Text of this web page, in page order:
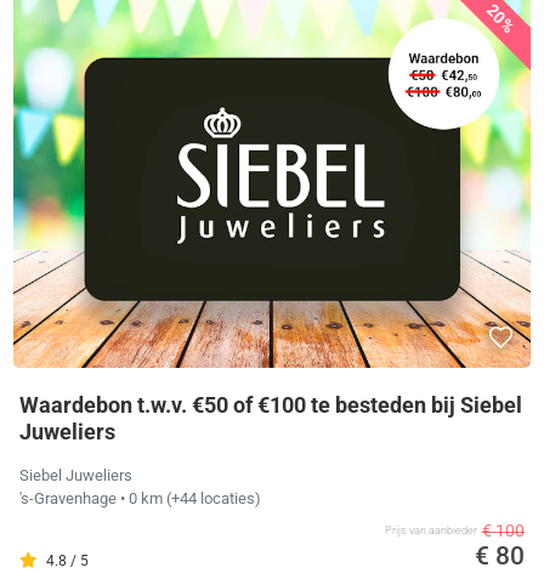
20%
Waardebon t.w.v. €50 of €100 te besteden bij Siebel
Juweliers
Siebel Juweliers
's-Gravenhage • 0 km (+44 locaties)
4.8 / 5
Prijs van aanbieder € 100
€ 80